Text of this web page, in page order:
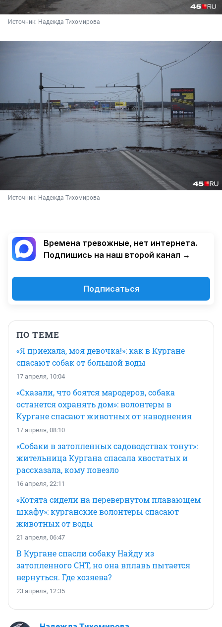
Источник: Надежда Тихомирова
Источник: Надежда Тихомирова
Времена тревожные, нет интернета.
Подпишись на наш второй канал →
Подписаться
ПО ТЕМЕ
«Я приехала, моя девочка!»: как в Кургане
спасают собак от большой воды
17 апреля, 10:04
«Сказали, что боятся мародеров, собака
останется охранять дом»: волонтеры в
Кургане спасают животных от наводнения
17 апреля, 08:10
«Собаки в затопленных садоводствах тонут»:
жительница Кургана спасала хвостатых и
рассказала, кому повезло
16 апреля, 22:11
«Котята сидели на перевернутом плавающем
шкафу»: курганские волонтеры спасают
животных от воды
21 апреля, 06:47
В Кургане спасли собаку Найду из
затопленного СНТ, но она вплавь пытается
вернуться. Где хозяева?
23 апреля, 12:35